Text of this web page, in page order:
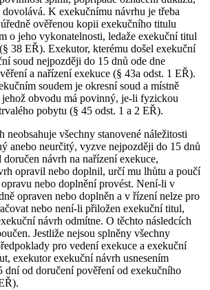
K exekučnímu návrhu je třeba
ověřenou kopii exekučního titulu
o jeho vykonatelnosti, ledaže exekuční titul
38 EŘ). Exekutor, kterému došel exekuční
soud nejpozději do 15 dnů ode dne
a nařízení exekuce (§ 43a odst. 1 EŘ).
soudem je okresní soud a místně
obvodu má povinný, je-li fyzickou
pobytu (§ 45 odst. 1 a 2 EŘ).
neobsahuje všechny stanovené náležitosti
anebo neurčitý, vyzve nejpozději do 15 dnů
návrh na nařízení exekuce,
opravil nebo doplnil, určí mu lhůtu a poučí
nebo doplnění provést. Není-li v
opraven nebo doplněn a v řízení nelze pro
nebo není-li přiložen exekuční titul,
návrh odmítne. O těchto následcích
Jestliže nejsou splněny všechny
pro vedení exekuce a exekuční
exekutor exekuční návrh usnesením
dní od doručení pověření od exekučního